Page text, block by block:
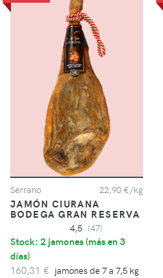
Serrano 22,90 €/kg
JAMÓN CIURANA
BODEGA GRAN RESERVA
4,5 (47)
Stock: 2 jamones (más en 3
días)
160,31 € jamones de 7 a 7,5 kg